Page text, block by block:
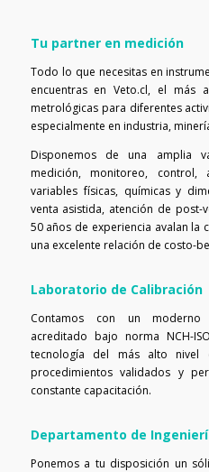
Tu partner en medición
Todo lo que necesitas en
encuentras en Veto.cl, el más
metrológicas para diferentes
especialmente en industria,
Disponemos de una amplia
medición, monitoreo, control,
variables físicas, químicas y
venta asistida, atención de post-
50 años de experiencia avalan
una excelente relación de costo-
Laboratorio de Calibración
Contamos con un moderno
acreditado bajo norma NCH-
tecnología del más alto nivel
procedimientos validados y
constante capacitación.
Departamento de
Ponemos a tu disposición un